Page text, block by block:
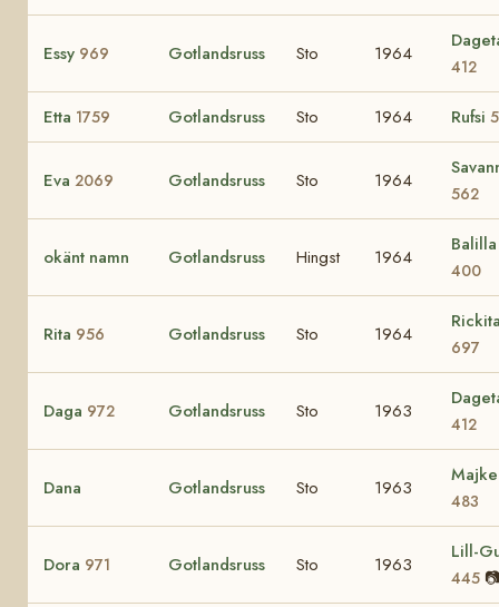
Essy 969 Gotlandsruss Sto 1964
412
Etta 1759 Gotlandsruss Sto 1964 Rufsi
Eva 2069 Gotlandsruss Sto 1964
562
okänt namn Gotlandsruss Hingst 1964
400
Rita 956 Gotlandsruss Sto 1964
697
Daga 972 Gotlandsruss Sto 1963
412
Dana Gotlandsruss Sto 1963
483
Dora 971 Gotlandsruss Sto 1963
Lill-
445